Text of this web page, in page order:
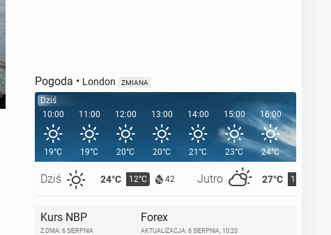
Pogoda • London ZMIANA
Dziś
10:00
19°C
Dziś 24°C 12°C 42 Jutro 27°C 13°C
11:00
19°C
12:00
20°C
13:00
20°C
14:00
21°C
15:00
23°C
16:00
24°C
17:00
Kurs NBP
Z DNIA: 6 SIERPNIA
Forex
AKTUALIZACJA: 6 SIERPNIA, 10:20